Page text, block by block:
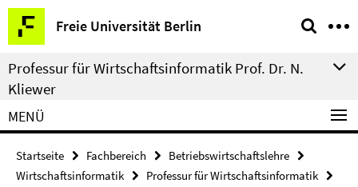
Springe
direkt
zu
Inhalt
Freie Universität Berlin
Service-
Navigation
Professur für Wirtschaftsinformatik Prof. Dr. N.
Kliewer
MENÜ
Startseite Fachbereich
Betriebswirtschaftslehre
Wirtschaftsinformatik
Professur für Wirtschaftsinformatik